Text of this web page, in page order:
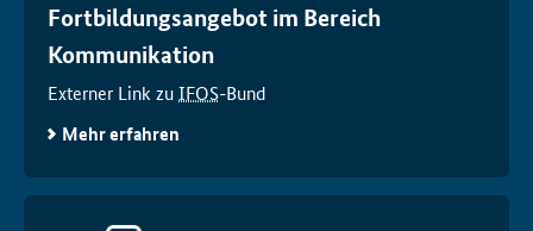
Fortbildungsangebot im Bereich
Kommunikation
Externer Link zuIFOS-Bund
Mehr erfahren